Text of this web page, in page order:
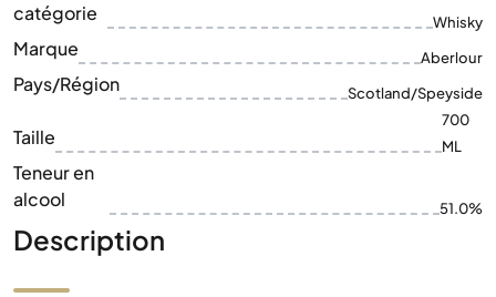
catégorie
Whisky
Marque Aberlour
Pays/Région Scotland/Speyside
Taille
700
ML
Teneur en
alcool
51.0%
Description